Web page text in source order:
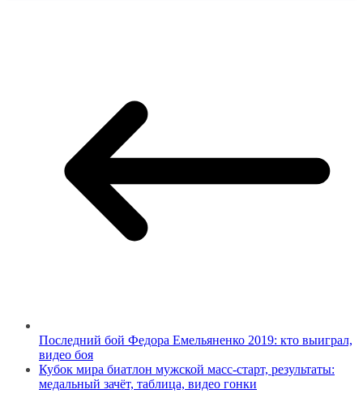
Последний бой Федора Емельяненко 2019: кто выиграл,
видео боя
Кубок мира биатлон мужской масс-старт, результаты:
медальный зачёт, таблица, видео гонки